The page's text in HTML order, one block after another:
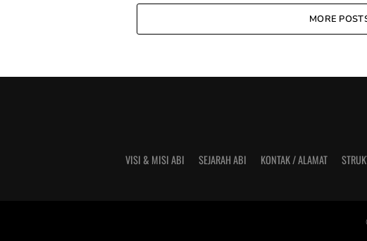
MORE
VISI & MISI ABI SEJARAH ABI KONTAK / ALAMAT